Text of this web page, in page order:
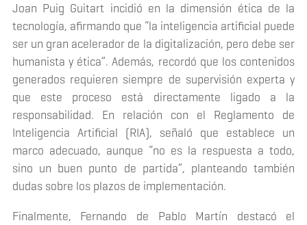
Joan Puig Guitart incidió en la dimensión ética de la
tecnología, afirmando que “la inteligencia artificial puede
ser un gran acelerador de la digitalización, pero debe ser
humanista y ética”. Además, recordó que los contenidos
generados requieren siempre de supervisión experta y
que este proceso está directamente ligado a la
responsabilidad. En relación con el Reglamento de
Inteligencia Artificial (RIA), señaló que establece un
marco adecuado, aunque “no es la respuesta a todo,
sino un buen punto de partida”, planteando también
dudas sobre los plazos de implementación.
Finalmente, Fernando de Pablo Martín destacó el